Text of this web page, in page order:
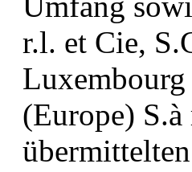
r.l. et Cie,
Luxembourg
(Europe)